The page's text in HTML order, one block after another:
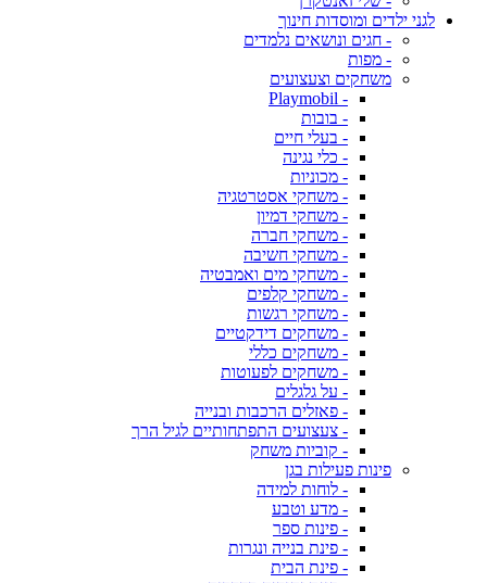
לגני ילדים ומוסדות חינוך
- חגים ונושאים נלמדים
- מפות
משחקים וצעצועים
- Playmobil
- בובות
- בעלי חיים
- כלי נגינה
- מכוניות
- משחקי אסטרטגיה
- משחקי דמיון
- משחקי חברה
- משחקי חשיבה
- משחקי מים ואמבטיה
- משחקי קלפים
- משחקי רגשות
- משחקים דידקטיים
- משחקים כללי
- משחקים לפעוטות
- על גלגלים
- פאזלים הרכבות ובנייה
- צעצועים התפתחותיים לגיל הרך
- קוביות משחק
פינות פעילות בגן
- לוחות למידה
- מדע וטבע
- פינות ספר
- פינת בנייה ונגרות
- פינת הבית